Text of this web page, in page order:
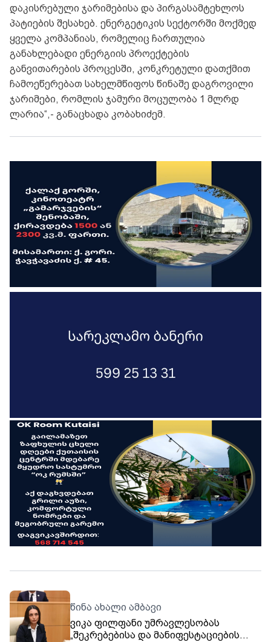
დაკისრებული ჯარიმებისა და პირგასამტეხლოს
პატიების შესახებ. ენერგეტიკის სექტორში მოქმედ
ყველა კომპანიას, რომელიც ჩართულია
განახლებადი ენერგიის პროექტების
განვითარების პროცესში, კონკრეტული დათქმით
ჩამოეწერებათ სახელმწიფოს წინაშე დაგროვილი
ჯარიმები, რომლის ჯამური მოცულობა 1 მლრდ
ლარია“,- განაცხადა კობახიძემ.
წინა ახალი ამბავი
ვიკა ფილფანი უმრავლესობას
„შეკრებებისა და მანიფესტაციების